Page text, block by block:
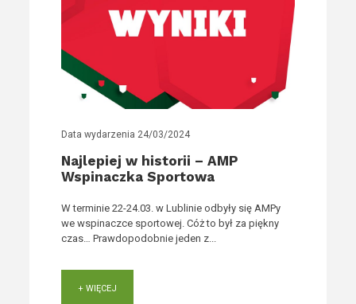
Data wydarzenia 24/03/2024
Najlepiej w historii – AMP
Wspinaczka Sportowa
W terminie 22-24.03. w Lublinie odbyły się AMPy
we wspinaczce sportowej. Cóż to był za piękny
czas… Prawdopodobnie jeden z...
+ WIĘCEJ